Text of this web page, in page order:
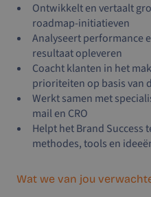
Ontwikkelt en vertaalt
roadmap-initiatieven
Analyseert performance
resultaat opleveren
Coacht klanten in het
prioriteiten op basis van
Werkt samen met
mail en CRO
Helpt het Brand
methodes, tools en
Wat we van jou